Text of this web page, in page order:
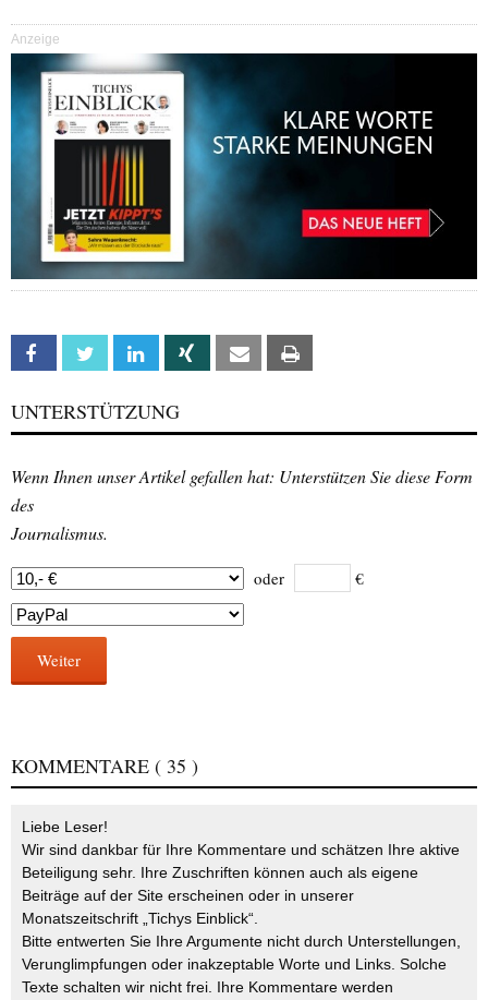
Anzeige
Facebook Twitter Linkedin Xing Email
UNTERSTÜTZUNG
Wenn Ihnen unser Artikel gefallen hat: Unterstützen Sie diese Form
des
Journalismus.
oder €
Weiter
KOMMENTARE ( 35 )
Liebe Leser!
Wir sind dankbar für Ihre Kommentare und schätzen Ihre aktive
Beteiligung sehr. Ihre Zuschriften können auch als eigene
Beiträge auf der Site erscheinen oder in unserer
Monatszeitschrift „Tichys Einblick“.
Bitte entwerten Sie Ihre Argumente nicht durch Unterstellungen,
Verunglimpfungen oder inakzeptable Worte und Links. Solche
Texte schalten wir nicht frei. Ihre Kommentare werden